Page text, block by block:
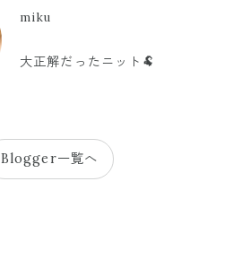
miku
大正解だったニット🐏
Blogger一覧へ